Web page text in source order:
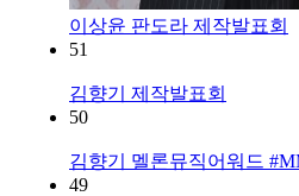
이상윤 판도라 제작발표회
51
김향기 제작발표회
50
김향기 멜론뮤직어워드
49